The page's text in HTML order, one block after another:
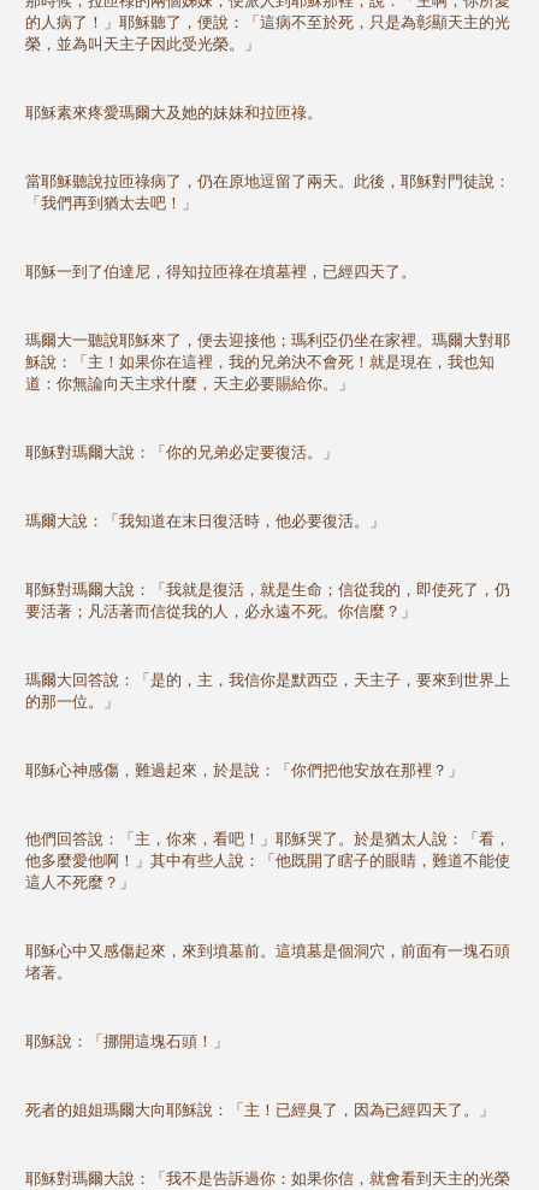
的人病了！」耶穌聽了，便說：「這病不至於死，只是為彰顯天主的光
榮，並為叫天主子因此受光榮。」
耶穌素來疼愛瑪爾大及她的妹妹和拉匝祿。
當耶穌聽說拉匝祿病了，仍在原地逗留了兩天。此後，耶穌對門徒說：
「我們再到猶太去吧！」
耶穌一到了伯達尼，得知拉匝祿在墳墓裡，已經四天了。
瑪爾大一聽說耶穌來了，便去迎接他；瑪利亞仍坐在家裡。瑪爾大對耶
穌說：「主！如果你在這裡，我的兄弟決不會死！就是現在，我也知
道：你無論向天主求什麼，天主必要賜給你。」
耶穌對瑪爾大說：「你的兄弟必定要復活。」
瑪爾大說：「我知道在末日復活時，他必要復活。」
耶穌對瑪爾大說：「我就是復活，就是生命；信從我的，即使死了，仍
要活著；凡活著而信從我的人，必永遠不死。你信麼？」
瑪爾大回答說：「是的，主，我信你是默西亞，天主子，要來到世界上
的那一位。」
耶穌心神感傷，難過起來，於是說：「你們把他安放在那裡？」
他們回答說：「主，你來，看吧！」耶穌哭了。於是猶太人說：「看，
他多麼愛他啊！」其中有些人說：「他既開了瞎子的眼睛，難道不能使
這人不死麼？」
耶穌心中又感傷起來，來到墳墓前。這墳墓是個洞穴，前面有一塊石頭
堵著。
耶穌說：「挪開這塊石頭！」
死者的姐姐瑪爾大向耶穌說：「主！已經臭了，因為已經四天了。」
耶穌對瑪爾大說：「我不是告訴過你：如果你信，就會看到天主的光榮